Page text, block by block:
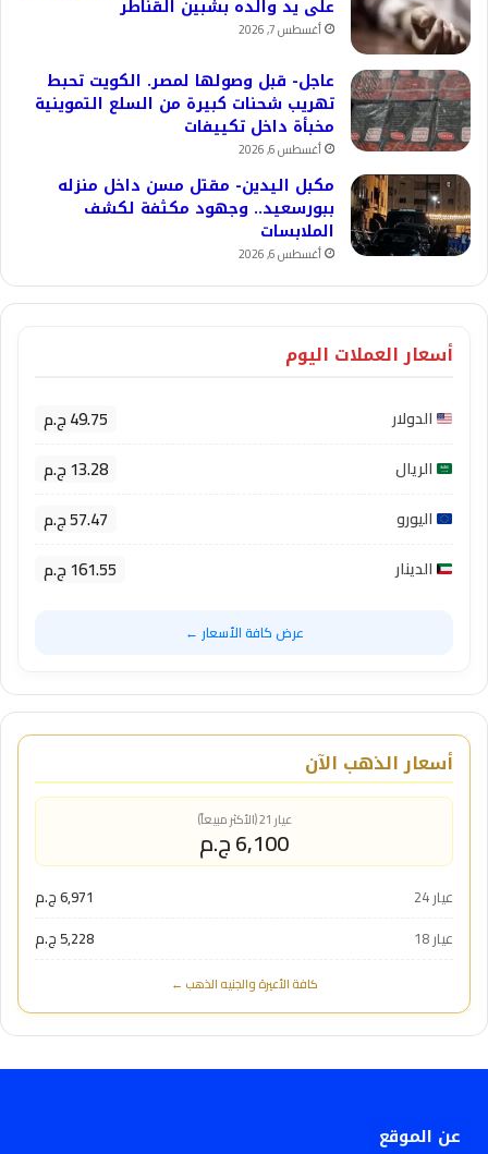
على يد والده بشبين القناطر
أغسطس 7, 2026
عاجل- قبل وصولها لمصر. الكويت تحبط
تهريب شحنات كبيرة من السلع التموينية
مخبأة داخل تكييفات
أغسطس 6, 2026
مكبل اليدين- مقتل مسن داخل منزله
ببورسعيد.. وجهود مكثفة لكشف
الملابسات
أغسطس 6, 2026
أسعار العملات اليوم
الدولار 49.75 ج.م
الريال 13.28 ج.م
اليورو 57.47 ج.م
الدينار 161.55 ج.م
عرض كافة الأسعار ←
أسعار الذهب الآن
عيار 21 (الأكثر مبيعاً)
6,100 ج.م
عيار 24
6,971 ج.م
عيار 18
5,228 ج.م
كافة الأعيرة والجنيه الذهب ←
عن الموقع